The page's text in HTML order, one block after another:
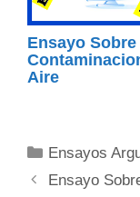
Ensayo Sobre
Aire
Categorías
Ensayos
Ensayo